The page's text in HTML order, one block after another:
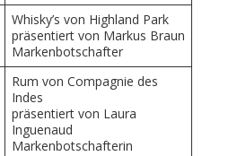
Whisky’s von Highland Park
präsentiert von Markus Braun
Markenbotschafter
Rum von Compagnie des
Indes
präsentiert von Laura
Inguenaud
Markenbotschafterin